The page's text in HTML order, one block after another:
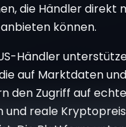
die Händler direkt
können.
Händler
auf Marktdaten
den Zugriff auf
und reale